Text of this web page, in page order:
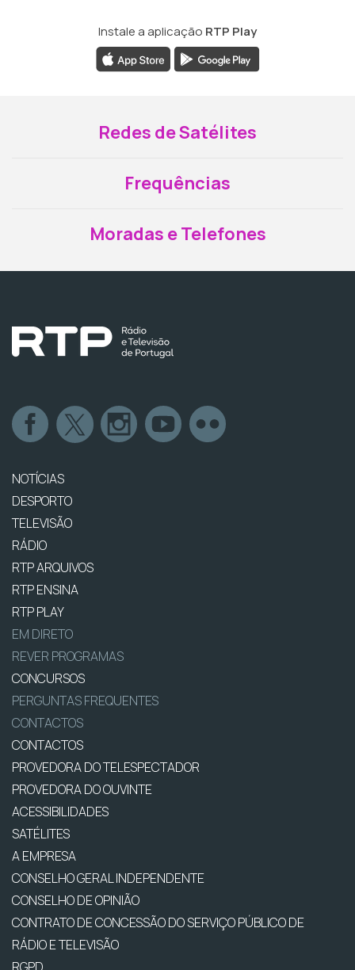
Instale a aplicação RTP Play
Redes de Satélites
Frequências
Moradas e Telefones
NOTÍCIAS
DESPORTO
TELEVISÃO
RÁDIO
RTP ARQUIVOS
RTP ENSINA
RTP PLAY
EM DIRETO
REVER PROGRAMAS
CONCURSOS
PERGUNTAS FREQUENTES
CONTACTOS
CONTACTOS
PROVEDORA DO TELESPECTADOR
PROVEDORA DO OUVINTE
ACESSIBILIDADES
SATÉLITES
A EMPRESA
CONSELHO GERAL INDEPENDENTE
CONSELHO DE OPINIÃO
CONTRATO DE CONCESSÃO DO SERVIÇO PÚBLICO DE
RÁDIO E TELEVISÃO